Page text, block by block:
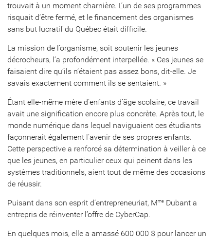
trouvait à un moment charnière. L’un de ses programmes
risquait d’être fermé, et le financement des organismes
sans but lucratif du Québec était difficile.
La mission de l’organisme, soit soutenir les jeunes
décrocheurs, l’a profondément interpellée. « Ces jeunes se
faisaient dire qu’ils n’étaient pas assez bons, dit-elle. Je
savais exactement comment ils se sentaient. »
Étant elle-même mère d’enfants d’âge scolaire, ce travail
avait une signification encore plus concrète. Après tout, le
monde numérique dans lequel naviguaient ces étudiants
façonnerait également l’avenir de ses propres enfants.
Cette perspective a renforcé sa détermination à veiller à ce
que les jeunes, en particulier ceux qui peinent dans les
systèmes traditionnels, aient tout de même des occasions
de réussir.
Puisant dans son esprit d’entrepreneuriat, Mme Dubant a
entrepris de réinventer l’offre de CyberCap.
En quelques mois, elle a amassé 600 000 $ pour lancer un